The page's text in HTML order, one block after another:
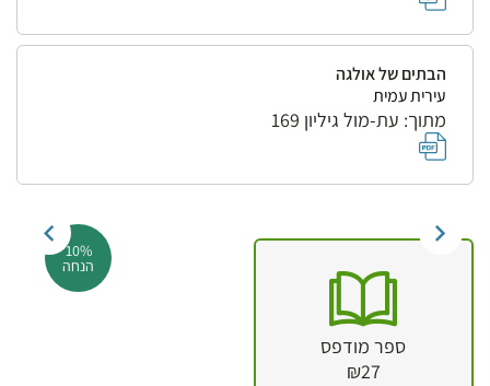
הבתים של אולגה
עירית עמית
מתוך: עת-מול גיליון 169
10%
הנחה
ספר מודפס
₪27